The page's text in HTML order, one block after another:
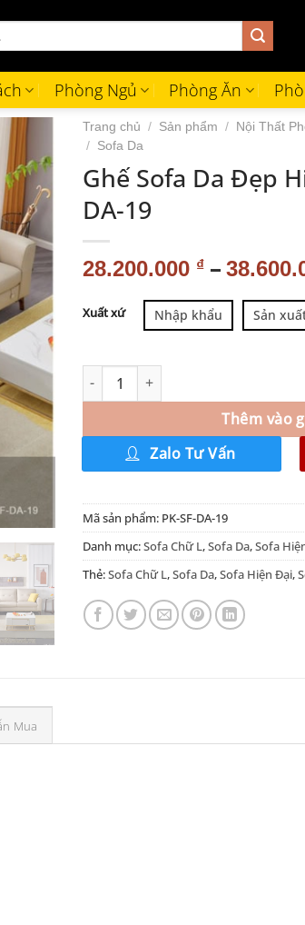
Phòng Ngủ Phòng Ăn
Trang chủ / Sản phẩm / Nội Thất
/
Sofa Da
Ghế Sofa Da Đẹp
DA-19
28.200.000 ₫–
Xuất xứ Nhập khẩu Sản
Thêm vào
Alternative:
Zalo Tư Vấn
Mã sản phẩm: PK-SF-DA-19
Danh mục:Sofa Chữ L,Sofa Da,Sofa
Thẻ:Sofa Chữ L,Sofa Da,Sofa Hiện Đại,
Mua